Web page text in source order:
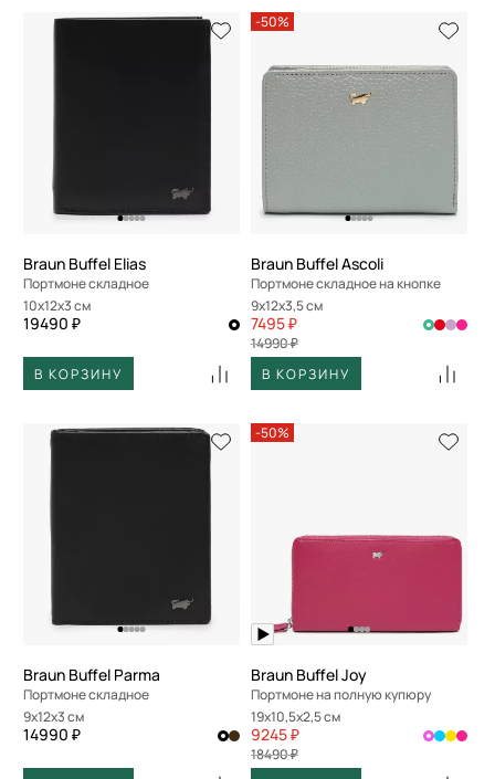
Braun Buffel Elias
Портмоне складное
10x12x3 см
19490 ₽
В КОРЗИНУ
-50%
Braun Buffel Ascoli
Портмоне складное на кнопке
9x12x3,5 см
7495 ₽
14990 ₽
В КОРЗИНУ
Braun Buffel Parma
Портмоне складное
9x12x3 см
14990 ₽
-50%
Braun Buffel Joy
Портмоне на полную купюру
19x10,5x2,5 см
9245 ₽
18490 ₽